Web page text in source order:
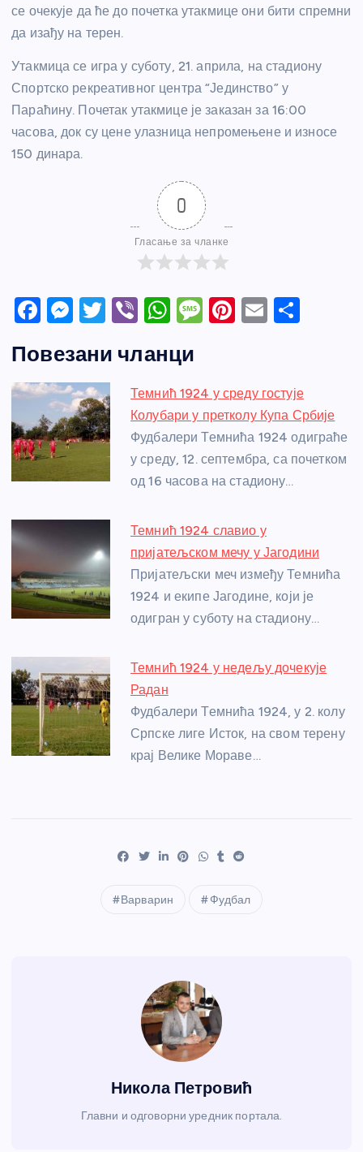
се очекује да ће до почетка утакмице они бити спремни
да изађу на терен.
Утакмица се игра у суботу, 21. априла, на стадиону
Спортско рекреативног центра “Јединство” у
Параћину. Почетак утакмице је заказан за 16:00
часова, док су цене улазница непромењене и износе
150 динара.
0
Гласање за чланке
F
c
e
b
o
o
k
M
ss
e
n
g
er
T
itt
er
Vi
er
W
at
s
A
p
p
M
a
g
e
Pi
e
st
E
e
Повезани чланци
Темнић 1924 у среду гостује
Колубари у претколу Купа Србије
Фудбалери Темнића 1924 одиграће
у среду, 12. септембра, са почетком
од 16 часова на стадиону…
Темнић 1924 славио у
пријатељском мечу у Јагодини
Пријатељски меч између Темнића
1924 и екипе Јагодине, који је
одигран у суботу на стадиону…
Темнић 1924 у недељу дочекује
Радан
Фудбалери Темнића 1924, у 2. колу
Српске лиге Исток, на свом терену
крај Велике Мораве…
Варварин Фудбал
Никола Петровић
Главни и одговорни уредник портала.